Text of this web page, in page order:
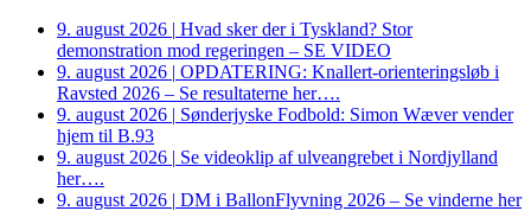
9. august 2026 | Hvad sker der i Tyskland? Stor
demonstration mod regeringen – SE VIDEO
9. august 2026 | OPDATERING: Knallert-orienteringsløb i
Ravsted 2026 – Se resultaterne her….
9. august 2026 | Sønderjyske Fodbold: Simon Wæver vender
hjem til B.93
9. august 2026 | Se videoklip af ulveangrebet i Nordjylland
her….
9. august 2026 | DM i BallonFlyvning 2026 – Se vinderne her